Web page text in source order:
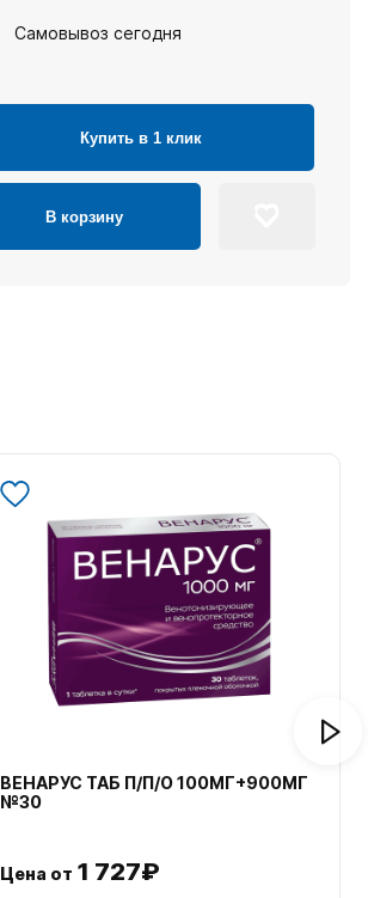
Самовывоз сегодня
Купить в 1 клик
В корзину
ВЕНАРУС ТАБ П/П/О 100МГ+900МГ
№30
Цена от 1 727₽